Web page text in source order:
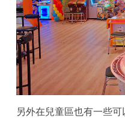
另外在兒童區也有一些